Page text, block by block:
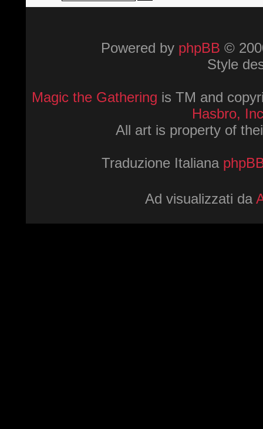
Powered by phpBB ©
Style
Magic the Gathering is TM and
Hasbro,
All art is property of
Traduzione Italiana
Ad visualizzati da